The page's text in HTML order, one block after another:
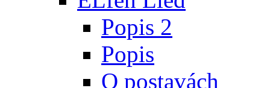
Popis 2
Popis
O postavách